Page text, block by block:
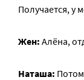
Получается, у
Жен: Алёна,
Наташа: